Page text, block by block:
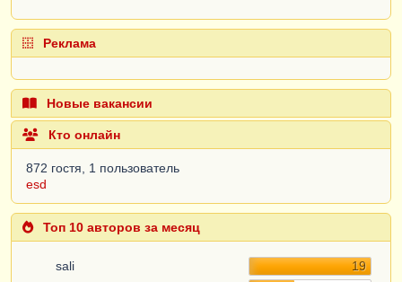
Реклама
Новые вакансии
Кто онлайн
872 гостя, 1 пользователь
esd
Топ 10 авторов за месяц
sali
19